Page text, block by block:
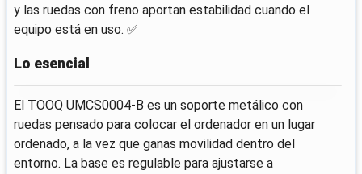
y las ruedas con freno aportan estabilidad cuando el
equipo está en uso. ✅
Lo esencial
El TOOQ UMCS0004-B es un soporte metálico con
ruedas pensado para colocar el ordenador en un lugar
ordenado, a la vez que ganas movilidad dentro del
entorno. La base es regulable para ajustarse a